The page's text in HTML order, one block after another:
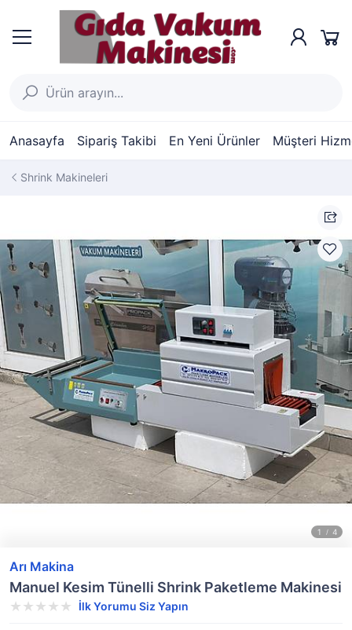
Anasayfa Sipariş Takibi En Yeni Ürünler Müşteri
Shrink Makineleri
Arı Makina
Manuel Kesim Tünelli Shrink Paketleme Makinesi
İlk Yorumu Siz Yapın